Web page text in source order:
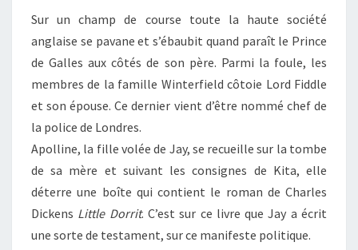
Sur un champ de course toute la haute société
anglaise se pavane et s’ébaubit quand paraît le Prince
de Galles aux côtés de son père. Parmi la foule, les
membres de la famille Winterfield côtoie Lord Fiddle
et son épouse. Ce dernier vient d’être nommé chef de
la police de Londres.
Apolline, la fille volée de Jay, se recueille sur la tombe
de sa mère et suivant les consignes de Kita, elle
déterre une boîte qui contient le roman de Charles
Dickens Little Dorrit. C’est sur ce livre que Jay a écrit
une sorte de testament, sur ce manifeste politique.